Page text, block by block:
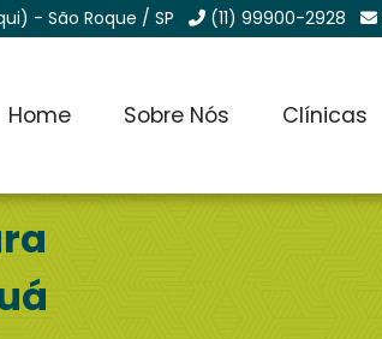
- São Roque / SP (11) 99900-2928
Home Sobre Nós Clínicas